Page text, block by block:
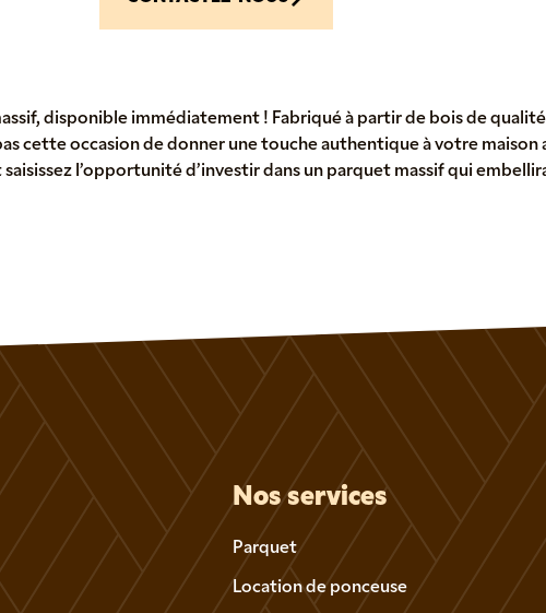
disponible immédiatement ! Fabriqué à partir de bois de
cette occasion de donner une touche authentique à votre
l’opportunité d’investir dans un parquet massif qui
Nos services
Parquet
Location de ponceuse